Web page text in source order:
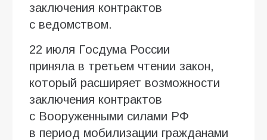
заключения контрактов
с ведомством.
22 июля Госдума России
приняла в третьем чтении закон,
который расширяет возможности
заключения контрактов
с Вооруженными силами РФ
в период мобилизации гражданами